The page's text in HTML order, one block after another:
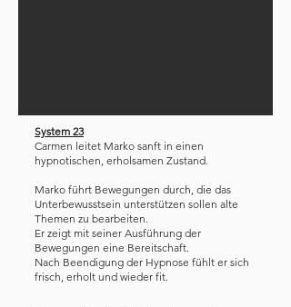
System 23
Carmen leitet Marko sanft in einen
hypnotischen, erholsamen Zustand.
Marko führt Bewegungen durch, die das
Unterbewusstsein unterstützen sollen alte
Themen zu bearbeiten.
Er zeigt mit seiner Ausführung der
Bewegungen eine Bereitschaft.
Nach Beendigung der Hypnose fühlt er sich
frisch, erholt und wieder fit.